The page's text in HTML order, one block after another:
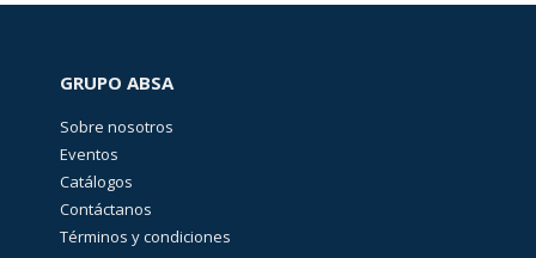
GRUPO ABSA
Sobre nosotros
Eventos
Catálogos
Contáctanos
Términos y condiciones